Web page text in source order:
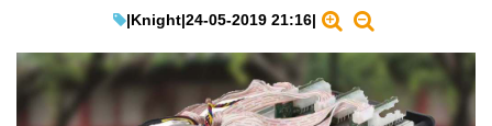
|Knight|24-05-2019 21:16|